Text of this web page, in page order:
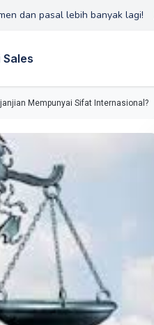
dan pasal lebih banyak lagi!
Sales
Mempunyai Sifat Internasional?